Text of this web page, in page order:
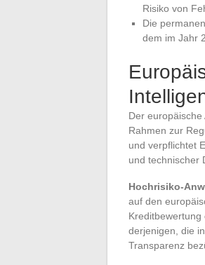
Risiko von
Die
dem im Jahr
Der
Rahmen zur
und verpflichtet
und technischer
Hochrisiko-
auf den
derjenigen, die
Transparenz